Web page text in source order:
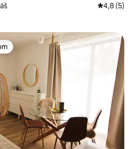
4,8 af 5 í
4,8 (5)